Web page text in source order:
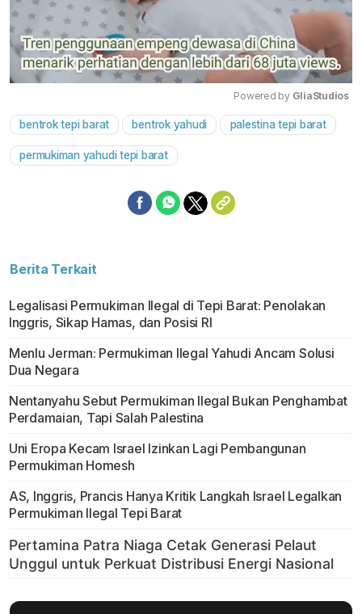
Mute
Powered by GliaStudios
bentrok tepi barat bentrok yahudi palestina tepi barat
permukiman yahudi tepi barat
Berita Terkait
Legalisasi Permukiman Ilegal di Tepi Barat: Penolakan
Inggris, Sikap Hamas, dan Posisi RI
Menlu Jerman: Permukiman Ilegal Yahudi Ancam Solusi
Dua Negara
Nentanyahu Sebut Permukiman Ilegal Bukan Penghambat
Perdamaian, Tapi Salah Palestina
Uni Eropa Kecam Israel Izinkan Lagi Pembangunan
Permukiman Homesh
AS, Inggris, Prancis Hanya Kritik Langkah Israel Legalkan
Permukiman Ilegal Tepi Barat